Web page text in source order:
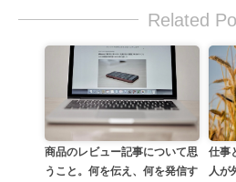
Related
商品のレビュー記事について思
うこと。何を伝え、何を発信す
仕事
人が